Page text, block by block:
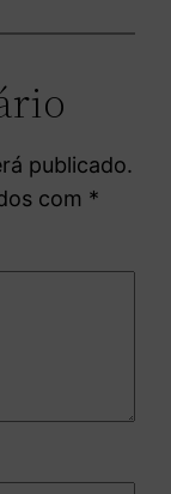
publicado.
com *